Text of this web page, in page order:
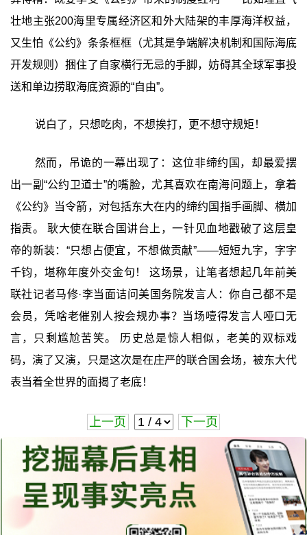
壮地主张200海里专属经济区和外大陆架的丰厚海洋权益，
又生怕《公约》条条框框（尤其是争端解决机制和国际海底
开发规则）捆住了自家横行无忌的手脚，妨碍其全球军事投
送和单边捞取海底资源的“自由”。
说白了，只想吃肉，不想挨打，更不想守规矩！
然而，吊诡的一幕出现了：这位非缔约国，却最爱摆
出一副“公约卫道士”的嘴脸，尤其喜欢在南海问题上，拿着
《公约》当令箭，对包括东大在内的缔约国指手画脚、横加
指责。 耿大使在联合国讲台上，一针见血地戳破了这层皇
帝的新装：“只想占便宜，不想做贡献”——短短九字，字字
千钧，堪称年度外交金句！ 这场景，让笔者想起几年前美
联社记者马修·李当面诘问美国务院发言人：你自己都不是
会员，凭啥老催别人按会规办事？当场噎得发言人哑口无
言，只剩尴尬苦笑。 历史总是惊人相似，老美的双标戏
码，演了又演，只是这次是在庄严的联合国会场，被东大代
表当着全世界的面揭了老底！
上一页 下一页